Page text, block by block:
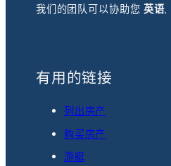
我们的团队可以协助您 英语,
有用的链接
列出房产
购买房产
游艇